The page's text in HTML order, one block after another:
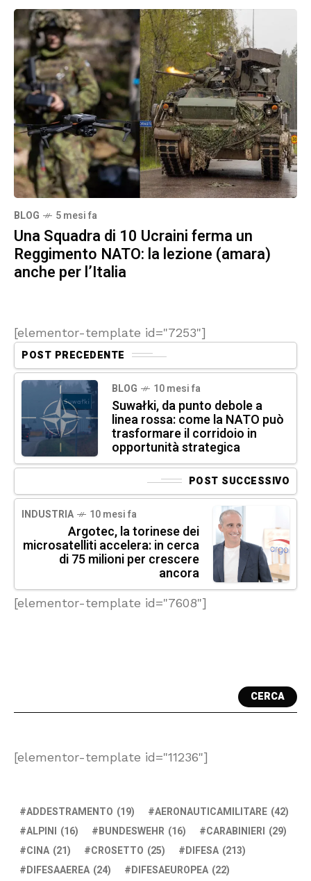
BLOG 5 mesi fa
Una Squadra di 10 Ucraini ferma un
Reggimento NATO: la lezione (amara)
anche per l’Italia
[elementor-template id="7253"]
POST PRECEDENTE
BLOG 10 mesi fa
Suwałki, da punto debole a
linea rossa: come la NATO può
trasformare il corridoio in
opportunità strategica
POST SUCCESSIVO
INDUSTRIA 10 mesi fa
Argotec, la torinese dei
microsatelliti accelera: in cerca
di 75 milioni per crescere
ancora
[elementor-template id="7608"]
CERCA
[elementor-template id="11236"]
ADDESTRAMENTO (19) AERONAUTICAMILITARE (42)
ALPINI (16) BUNDESWEHR (16) CARABINIERI (29)
CINA (21) CROSETTO (25) DIFESA (213)
DIFESAAEREA (24) DIFESAEUROPEA (22)